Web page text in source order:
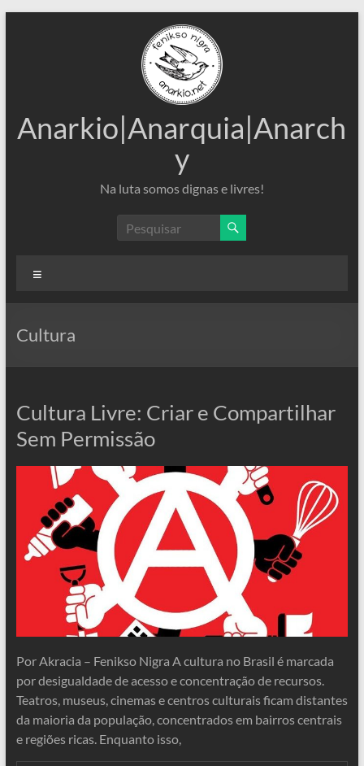
Anarkio|Anarquia|Anarch
y
Na luta somos dignas e livres!
Cultura
Cultura Livre: Criar e Compartilhar
Sem Permissão
Por Akracia – Fenikso Nigra A cultura no Brasil é marcada
por desigualdade de acesso e concentração de recursos.
Teatros, museus, cinemas e centros culturais ficam distantes
da maioria da população, concentrados em bairros centrais
e regiões ricas. Enquanto isso,